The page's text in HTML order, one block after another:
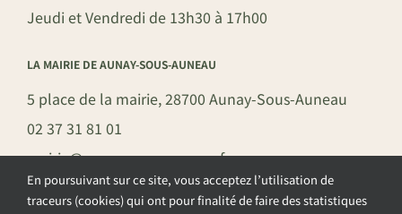
Jeudi et Vendredi de 13h30 à 17h00
LA MAIRIE DE AUNAY-SOUS-AUNEAU
5 place de la mairie, 28700 Aunay-Sous-Auneau
02 37 31 81 01
mairie@aunay-sous-auneau.fr
En poursuivant sur ce site, vous acceptez l’utilisation de
traceurs (cookies) qui ont pour finalité de faire des statistiques